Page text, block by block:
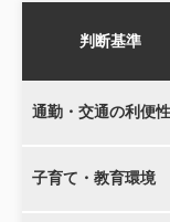
判断基準
通勤・交通の利便性
子育て・教育環境